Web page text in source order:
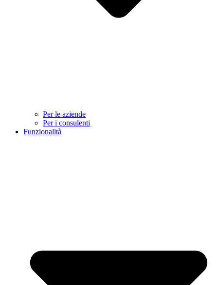
Per le aziende
Per i consulenti
Funzionalità